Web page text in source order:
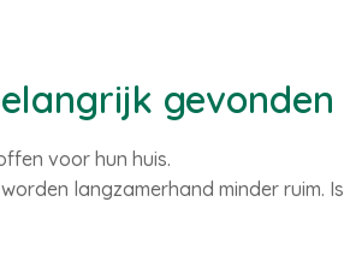
gevonden
voor hun huis.
langzamerhand minder ruim. Is